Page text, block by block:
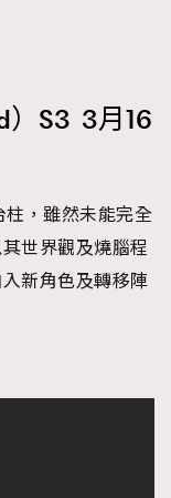
）S3 3月16
，雖然未能完全
世界觀及燒腦程
新角色及轉移陣